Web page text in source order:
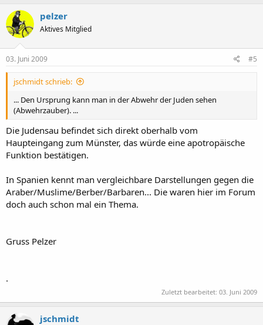
pelzer
Aktives Mitglied
03. Juni 2009 #5
jschmidt schrieb:
... Den Ursprung kann man in der Abwehr der Juden sehen
(Abwehrzauber). ...
Die Judensau befindet sich direkt oberhalb vom
Haupteingang zum Münster, das würde eine apotropäische
Funktion bestätigen.
In Spanien kennt man vergleichbare Darstellungen gegen die
Araber/Muslime/Berber/Barbaren... Die waren hier im Forum
doch auch schon mal ein Thema.
Gruss Pelzer
.
Zuletzt bearbeitet: 03. Juni 2009
jschmidt